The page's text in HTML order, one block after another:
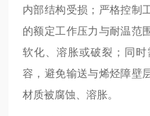
内部结构受损；严格控制
的额定工作压力与耐温范
软化、溶胀或破裂；同
容，避免输送与烯烃障壁
材质被腐蚀、溶胀。